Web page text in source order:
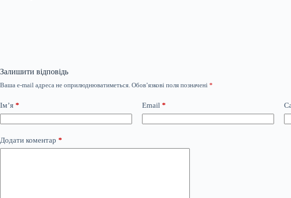
Залишити відповідь
Ваша e-mail адреса не оприлюднюватиметься. Обов’язкові поля позначені *
Ім’я * Email *
Додати коментар *